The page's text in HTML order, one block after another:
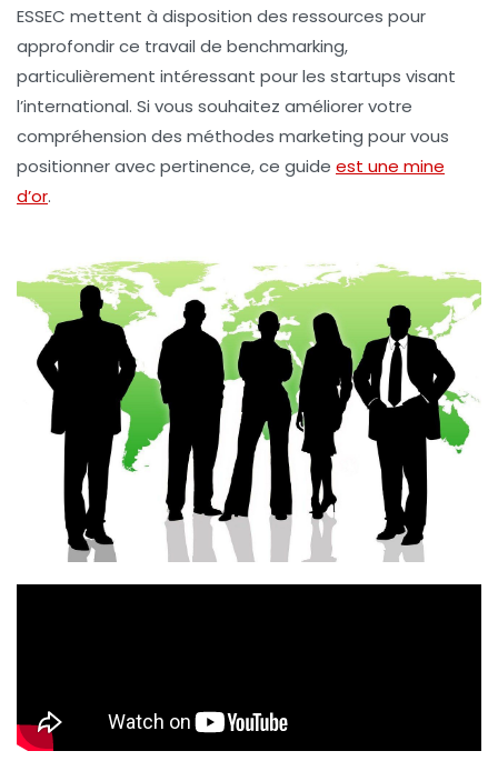
ESSEC mettent à disposition des ressources pour
approfondir ce travail de benchmarking,
particulièrement intéressant pour les startups visant
l’international. Si vous souhaitez améliorer votre
compréhension des méthodes marketing pour vous
positionner avec pertinence, ce guide est une mine
d’or.